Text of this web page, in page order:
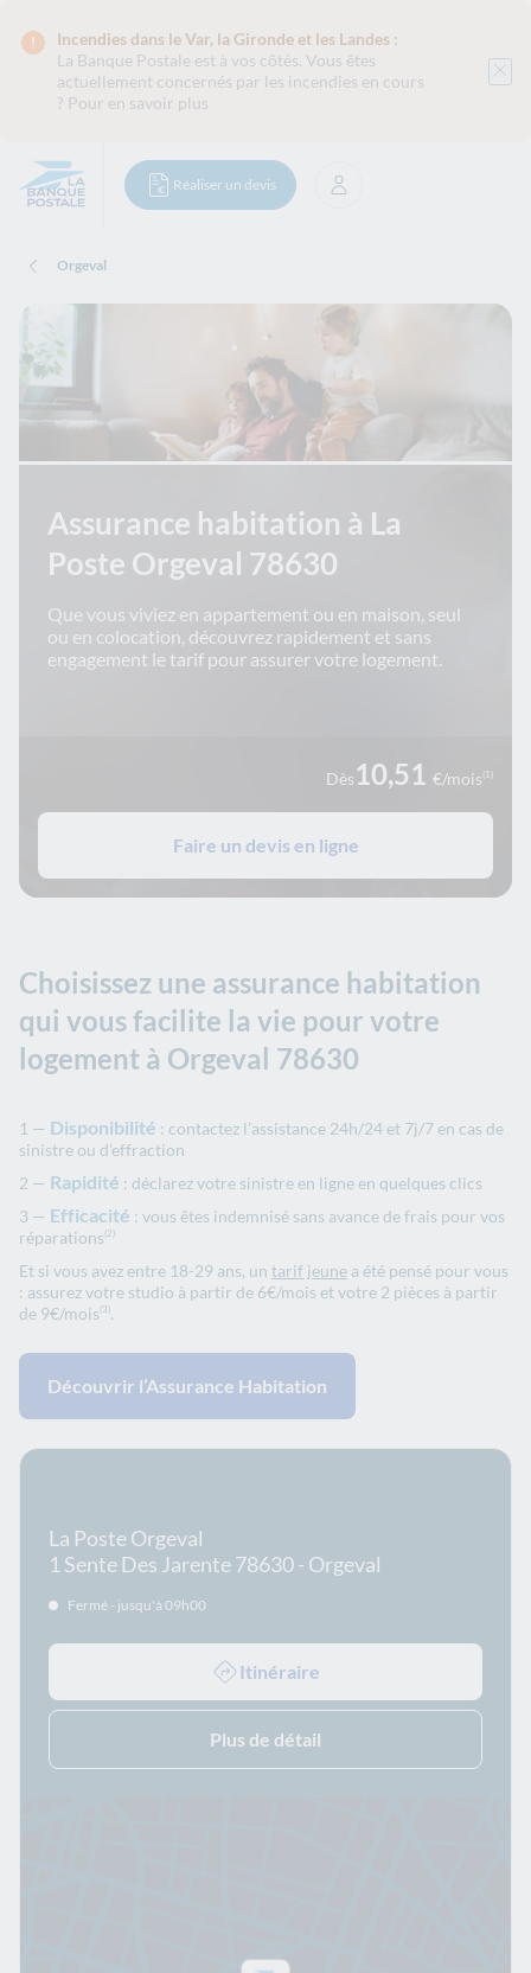
Incendies dans le Var, la Gironde et les Landes :
La Banque Postale est à vos côtés. Vous êtes
actuellement concernés par les incendies en cours
? Pour en savoir plus
Réaliser un devis Se connecter
Orgeval
Assurance habitation à La
Poste Orgeval 78630
Que vous viviez en appartement ou en maison, seul
ou en colocation, découvrez rapidement et sans
engagement le tarif pour assurer votre logement.
Dès10,51 €/mois (1)
Faire un devis en ligne
Choisissez une assurance habitation
qui vous facilite la vie pour votre
logement à Orgeval 78630
Disponibilité : contactez l’assistance 24h/24 et 7j/7 en cas de
sinistre ou d’effraction
Rapidité : déclarez votre sinistre en ligne en quelques clics
Efficacité : vous êtes indemnisé sans avance de frais pour vos
réparations (2)
Et si vous avez entre 18-29 ans, un tarif jeune a été pensé pour vous
: assurez votre studio à partir de 6€/mois et votre 2 pièces à partir
de 9€/mois (3).
Découvrir l’Assurance Habitation
La Poste Orgeval
1 Sente Des Jarente 78630 - Orgeval
Fermé - jusqu'à 09h00
Itinéraire
Plus de détail